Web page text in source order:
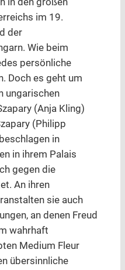
im 19.
der
Wie beim
persönliche
Doch es geht um
ungarischen
(Anja Kling)
(Philipp
in
in ihrem Palais
gegen die
An ihren
sie auch
an denen Freud
wahrhaft
Medium Fleur
übersinnliche